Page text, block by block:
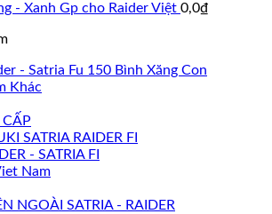
- Xanh Gp cho Raider Việt 0,0₫
- Satria Fu 150 Bình Xăng Con
Khác
SATRIA RAIDER FI
- SATRIA FI
Nam
NGOÀI SATRIA - RAIDER